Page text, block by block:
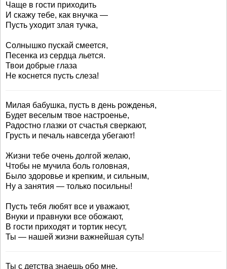
Чаще в гости приходить
И скажу тебе, как внучка —
Пусть уходит злая тучка,
Солнышко пускай смеется,
Песенка из сердца льется.
Твои добрые глаза
Не коснется пусть слеза!
Милая бабушка, пусть в день рожденья,
Будет веселым твое настроенье,
Радостно глазки от счастья сверкают,
Грусть и печаль навсегда убегают!
Жизни тебе очень долгой желаю,
Чтобы не мучила боль головная,
Было здоровье и крепким, и сильным,
Ну а занятия — только посильны!
Пусть тебя любят все и уважают,
Внуки и правнуки все обожают,
В гости приходят и тортик несут,
Ты — нашей жизни важнейшая суть!
Ты с детства знаешь обо мне,